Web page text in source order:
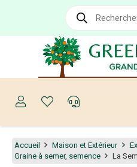
Recherche
produits
Accueil Maison et Extérieur
Graine à semer, semence
La